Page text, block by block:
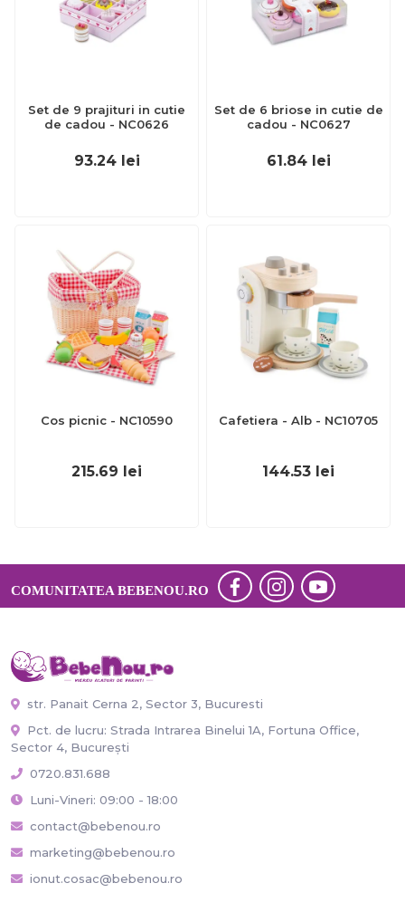
Set de 9 prajituri in cutie
de cadou - NC0626
93.24 lei
Set de 6 briose in cutie de
cadou - NC0627
61.84 lei
Cos picnic - NC10590
215.69 lei
Cafetiera - Alb - NC10705
144.53 lei
COMUNITATEA BEBENOU.RO
str. Panait Cerna 2, Sector 3, Bucuresti
Pct. de lucru: Strada Intrarea Binelui 1A, Fortuna Office,
Sector 4, București
0720.831.688
Luni-Vineri: 09:00 - 18:00
contact@bebenou.ro
marketing@bebenou.ro
ionut.cosac@bebenou.ro